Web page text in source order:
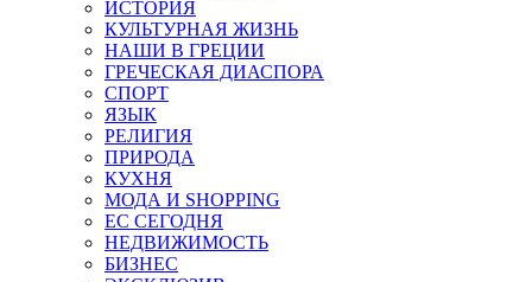
ИСТОРИЯ
КУЛЬТУРНАЯ ЖИЗНЬ
НАШИ В ГРЕЦИИ
ГРЕЧЕСКАЯ ДИАСПОРА
СПОРТ
ЯЗЫК
РЕЛИГИЯ
ПРИРОДА
КУХНЯ
МОДА И SHOPPING
ЕС СЕГОДНЯ
НЕДВИЖИМОСТЬ
БИЗНЕС